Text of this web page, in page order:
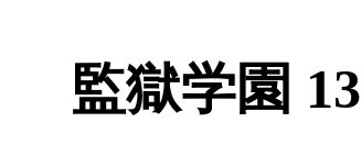
監獄学園 13